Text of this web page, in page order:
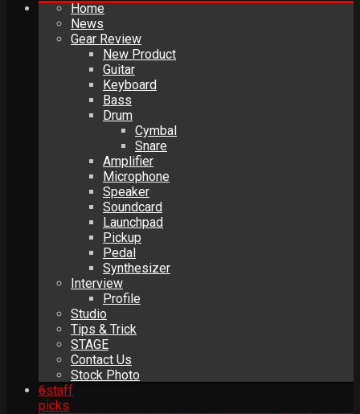
Home
News
Gear Review
New Product
Guitar
Keyboard
Bass
Drum
Cymbal
Snare
Amplifier
Microphone
Speaker
Soundcard
Launchpad
Pickup
Pedal
Synthesizer
Interview
Profile
Studio
Tips & Trick
STAGE
Contact Us
Stock Photo
6staff
picks